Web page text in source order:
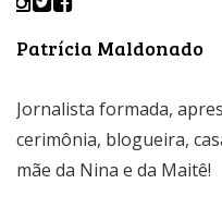
Patrícia Maldonado
Jornalista formada,
cerimônia, blogueira,
mãe da Nina e da Maitê!